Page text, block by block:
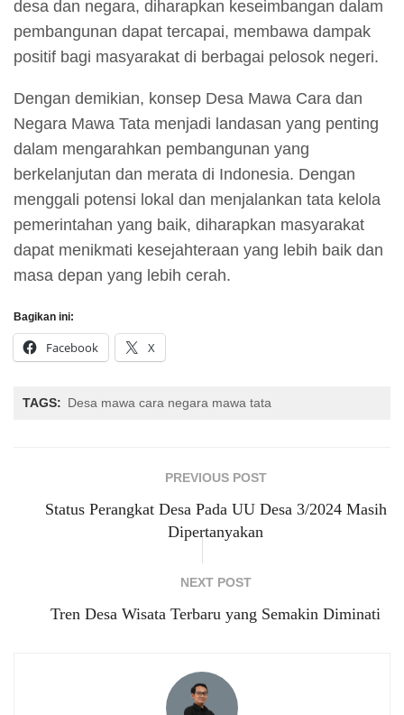
desa dan negara, diharapkan keseimbangan dalam
pembangunan dapat tercapai, membawa dampak
positif bagi masyarakat di berbagai pelosok negeri.
Dengan demikian, konsep Desa Mawa Cara dan
Negara Mawa Tata menjadi landasan yang penting
dalam mengarahkan pembangunan yang
berkelanjutan dan merata di Indonesia. Dengan
menggali potensi lokal dan menjalankan tata kelola
pemerintahan yang baik, diharapkan masyarakat
dapat menikmati kesejahteraan yang lebih baik dan
masa depan yang lebih cerah.
Bagikan ini:
Facebook X
TAGS: Desa mawa cara negara mawa tata
PREVIOUS POST
Status Perangkat Desa Pada UU Desa 3/2024 Masih
Dipertanyakan
NEXT POST
Tren Desa Wisata Terbaru yang Semakin Diminati